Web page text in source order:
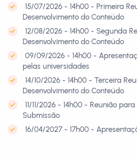
15/07/2026 - 14h00 - Primeira
Desenvolvimento do Conteúdo
12/08/2026 - 14h00 - Segunda
Desenvolvimento do Conteúdo
09/09/2026 - 14h00 -
pelas universidades
14/10/2026 - 14h00 - Terceira
Desenvolvimento do Conteúdo
11/11/2026 - 14h00 - Reunião
Submissão
16/04/2027 - 17h00 -